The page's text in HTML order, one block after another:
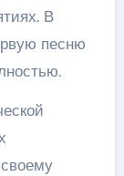
В
песню